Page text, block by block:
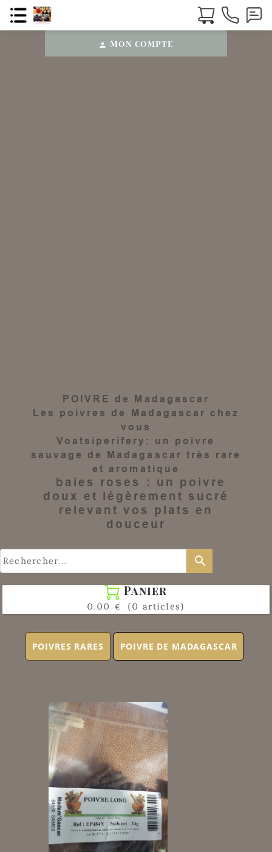
person Mon compte
POIVRE de Madagascar
Les poivres de Madagascar chez
vous
Voatsiperifery : un
poivre
sauvage de Madagascar très rare
et aromatique
baies roses : un poivre
doux et légèrement sucré
relevant vos plats en
douceur
search
 Panier
0.00 € (0 articles)
POIVRES RARES POIVRE DE MADAGASCAR